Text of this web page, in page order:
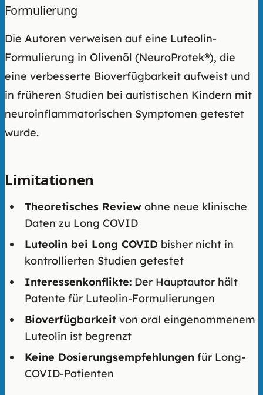
Formulierung
Die Autoren verweisen auf eine Luteolin-
Formulierung in Olivenöl (NeuroProtek®), die
eine verbesserte Bioverfügbarkeit aufweist und
in früheren Studien bei autistischen Kindern mit
neuroinflammatorischen Symptomen getestet
wurde.
Limitationen
Theoretisches Review ohne neue klinische
Daten zu Long COVID
Luteolin bei Long COVID bisher nicht in
kontrollierten Studien getestet
Interessenkonflikte: Der Hauptautor hält
Patente für Luteolin-Formulierungen
Bioverfügbarkeit von oral eingenommenem
Luteolin ist begrenzt
Keine Dosierungsempfehlungen für Long-
COVID-Patienten